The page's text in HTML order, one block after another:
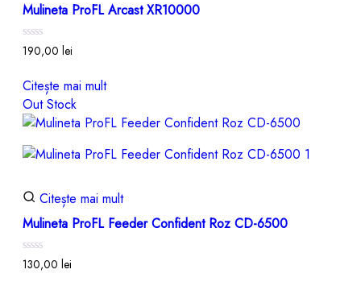
Mulineta ProFL Arcast XR10000
Evaluat
la
din
5
190,00 lei
Citește mai mult
Out Stock
Citește mai mult
Mulineta ProFL Feeder Confident Roz CD-6500
Evaluat
la
130,00 lei